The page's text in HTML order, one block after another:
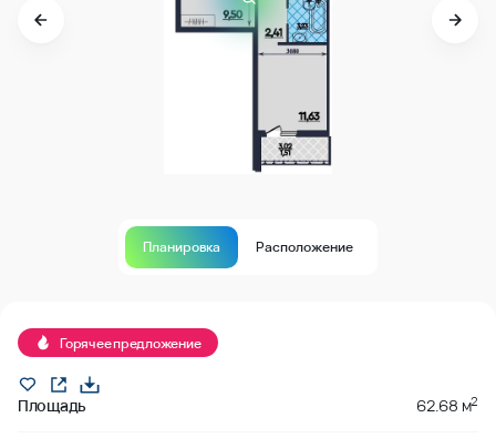
Планировка Расположение
Горячее предложение
Площадь 62.68 м2